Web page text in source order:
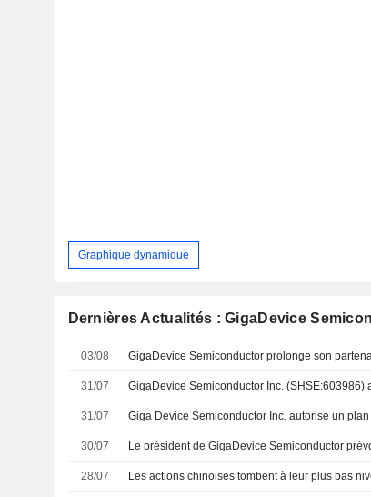
Graphique dynamique
Dernières Actualités : GigaDevice
03/08
31/07
31/07 Giga Device Semiconductor Inc. autorise un
30/07
28/07